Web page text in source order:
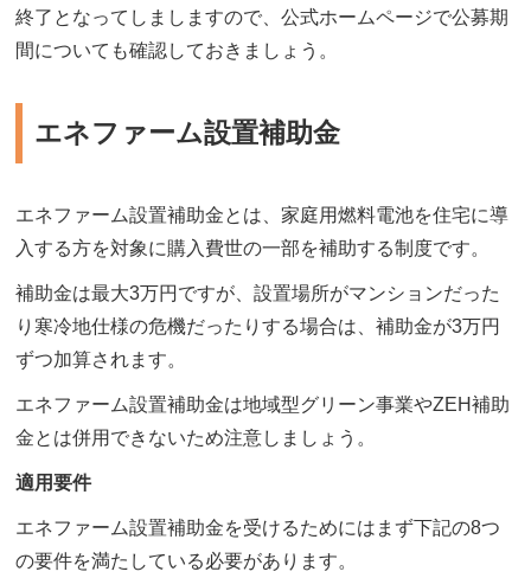
終了となってしましますので、公式ホームページで公募期
間についても確認しておきましょう。
エネファーム設置補助金
エネファーム設置補助金とは、家庭用燃料電池を住宅に導
入する方を対象に購入費世の一部を補助する制度です。
補助金は最大3万円ですが、設置場所がマンションだった
り寒冷地仕様の危機だったりする場合は、補助金が3万円
ずつ加算されます。
エネファーム設置補助金は地域型グリーン事業やZEH補助
金とは併用できないため注意しましょう。
適用要件
エネファーム設置補助金を受けるためにはまず下記の8つ
の要件を満たしている必要があります。